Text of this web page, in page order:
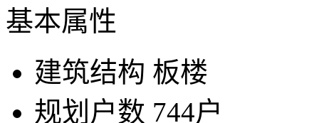
基本属性
建筑结构 板楼
规划户数 744户